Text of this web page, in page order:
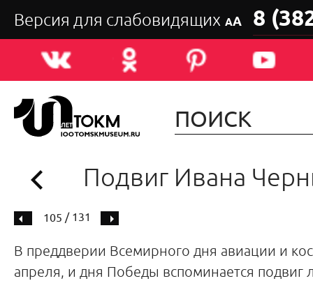
Версия для слабовидящих АА 8
Подвиг Ивана
105 / 131
В преддверии Всемирного дня авиации и
апреля, и дня Победы вспоминается подвиг